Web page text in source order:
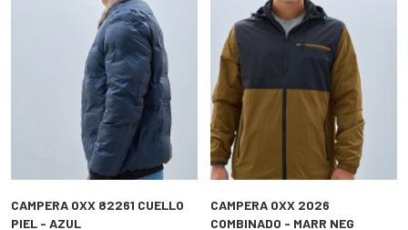
CAMPERA OXX 82261 CUELLO
PIEL - AZUL
CAMPERA OXX 2026
COMBINADO - MARR NEG